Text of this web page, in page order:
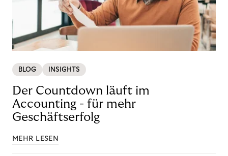
BLOG INSIGHTS
Der Countdown läuft im
Accounting - für mehr
Geschäftserfolg
MEHR LESEN